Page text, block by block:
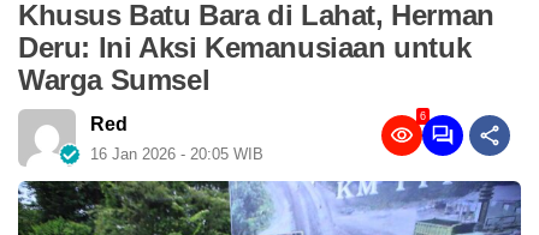
Khusus Batu Bara di Lahat, Herman
Deru: Ini Aksi Kemanusiaan untuk
Warga Sumsel
Red
16 Jan 2026 - 20:05 WIB
6